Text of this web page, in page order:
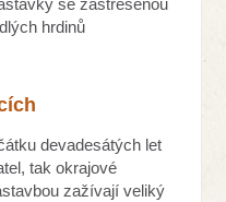
se zastřešenou
hrdinů
devadesátých let
tak okrajové
zažívají veliký